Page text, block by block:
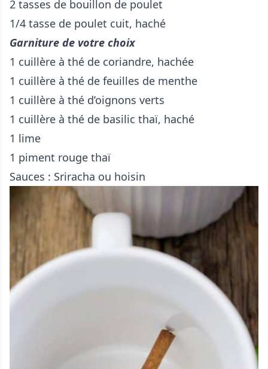
2 tasses de bouillon de poulet
1/4 tasse de poulet cuit, haché
Garniture de votre choix
1 cuillère à thé de coriandre, hachée
1 cuillère à thé de feuilles de menthe
1 cuillère à thé d’oignons verts
1 cuillère à thé de basilic thaï, haché
1 lime
1 piment rouge thaï
Sauces : Sriracha ou hoisin